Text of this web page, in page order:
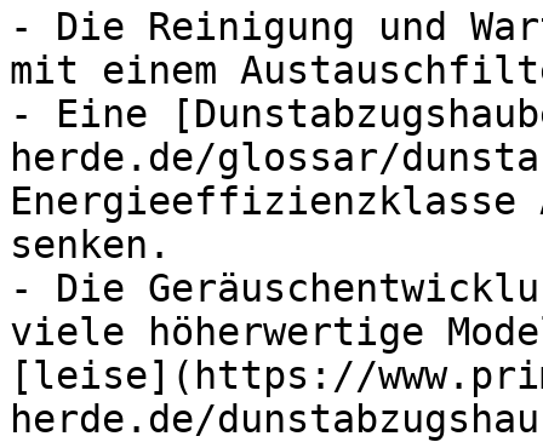
- Die Reinigung und
mit einem
- Eine
herde.de/glossar/
Energieeffizienzklasse
senken.
- Die
viele höherwertige
[leise](https://
herde.de/